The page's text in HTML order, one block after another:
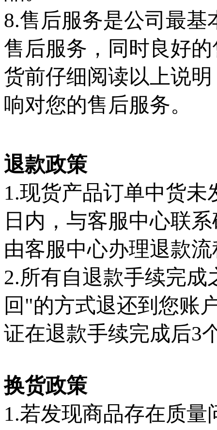
8.售后服务是公司最
售后服务，同时良好
货前仔细阅读以上说
响对您的售后服务。
退款政策
1.现货产品订单中货
日内，与客服中心联
由客服中心办理退款
2.所有自退款手续完
回"的方式退还到您账
证在退款手续完成后3
换货政策
1.若发现商品存在质